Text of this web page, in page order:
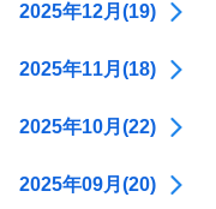
2025年12月(19)
2025年11月(18)
2025年10月(22)
2025年09月(20)